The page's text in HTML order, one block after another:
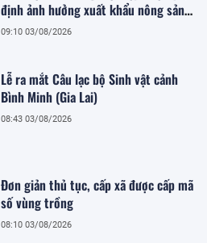
định ảnh hưởng xuất khẩu nông sản
Việt
09:10 03/08/2026
Lễ ra mắt Câu lạc bộ Sinh vật cảnh
Bình Minh (Gia Lai)
08:43 03/08/2026
Đơn giản thủ tục, cấp xã được cấp mã
số vùng trồng
08:10 03/08/2026